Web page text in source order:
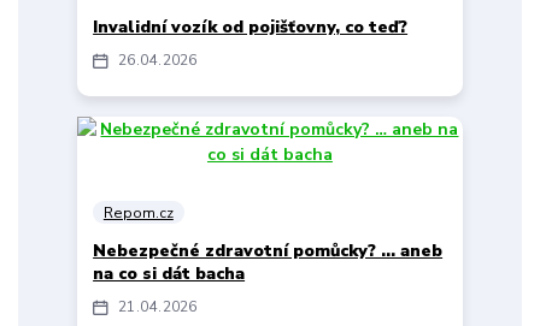
26 04 2026
Invalidní vozík od pojišťovny, co teď?
21 04 2026
Repom.cz
Nebezpečné zdravotní pomůcky? … aneb
na co si dát bacha